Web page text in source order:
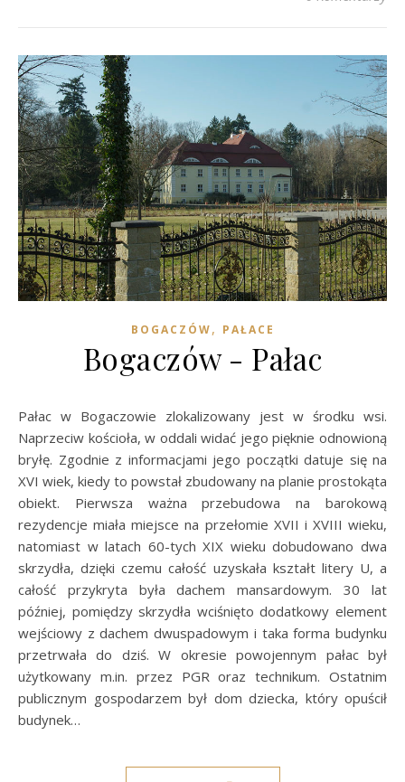
BOGACZÓW, PAŁACE
Bogaczów - Pałac
Pałac w Bogaczowie zlokalizowany jest w środku wsi.
Naprzeciw kościoła, w oddali widać jego pięknie odnowioną
bryłę. Zgodnie z informacjami jego początki datuje się na
XVI wiek, kiedy to powstał zbudowany na planie prostokąta
obiekt. Pierwsza ważna przebudowa na barokową
rezydencje miała miejsce na przełomie XVII i XVIII wieku,
natomiast w latach 60-tych XIX wieku dobudowano dwa
skrzydła, dzięki czemu całość uzyskała kształt litery U, a
całość przykryta była dachem mansardowym. 30 lat
później, pomiędzy skrzydła wciśnięto dodatkowy element
wejściowy z dachem dwuspadowym i taka forma budynku
przetrwała do dziś. W okresie powojennym pałac był
użytkowany m.in. przez PGR oraz technikum. Ostatnim
publicznym gospodarzem był dom dziecka, który opuścił
budynek…